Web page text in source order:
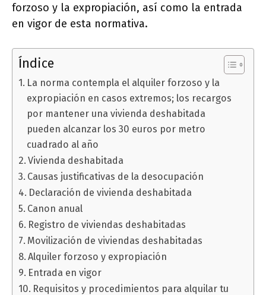
forzoso y la expropiación, así como la entrada
en vigor de esta normativa.
Índice
La norma contempla el alquiler forzoso y la
expropiación en casos extremos; los recargos
por mantener una vivienda deshabitada
pueden alcanzar los 30 euros por metro
cuadrado al año
Vivienda deshabitada
Causas justificativas de la desocupación
Declaración de vivienda deshabitada
Canon anual
Registro de viviendas deshabitadas
Movilización de viviendas deshabitadas
Alquiler forzoso y expropiación
Entrada en vigor
Requisitos y procedimientos para alquilar tu